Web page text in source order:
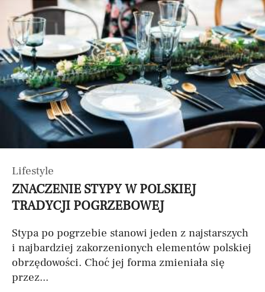
Lifestyle
ZNACZENIE STYPY W POLSKIEJ
TRADYCJI POGRZEBOWEJ
Stypa po pogrzebie stanowi jeden z najstarszych
i najbardziej zakorzenionych elementów polskiej
obrzędowości. Choć jej forma zmieniała się
przez...